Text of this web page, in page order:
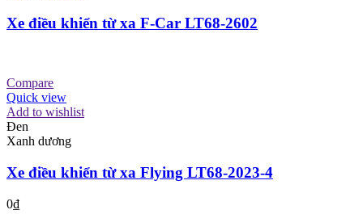
Xe điều khiển từ xa F-Car LT68-2602
Compare
Quick view
Add to wishlist
Đen
Xanh dương
Xe điều khiển từ xa Flying LT68-2023-4
0₫